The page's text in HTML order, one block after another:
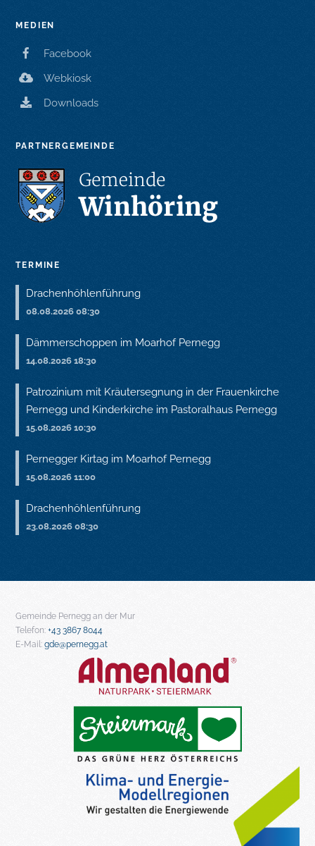
MEDIEN
Facebook
Webkiosk
Downloads
PARTNERGEMEINDE
TERMINE
Drachenhöhlenführung
08.08.2026 08:30
Dämmerschoppen im Moarhof Pernegg
14.08.2026 18:30
Patrozinium mit Kräutersegnung in der Frauenkirche
Pernegg und Kinderkirche im Pastoralhaus Pernegg
15.08.2026 10:30
Pernegger Kirtag im Moarhof Pernegg
15.08.2026 11:00
Drachenhöhlenführung
23.08.2026 08:30
Gemeinde Pernegg an der Mur
Telefon: +43 3867 8044
E-Mail: gde@pernegg.at